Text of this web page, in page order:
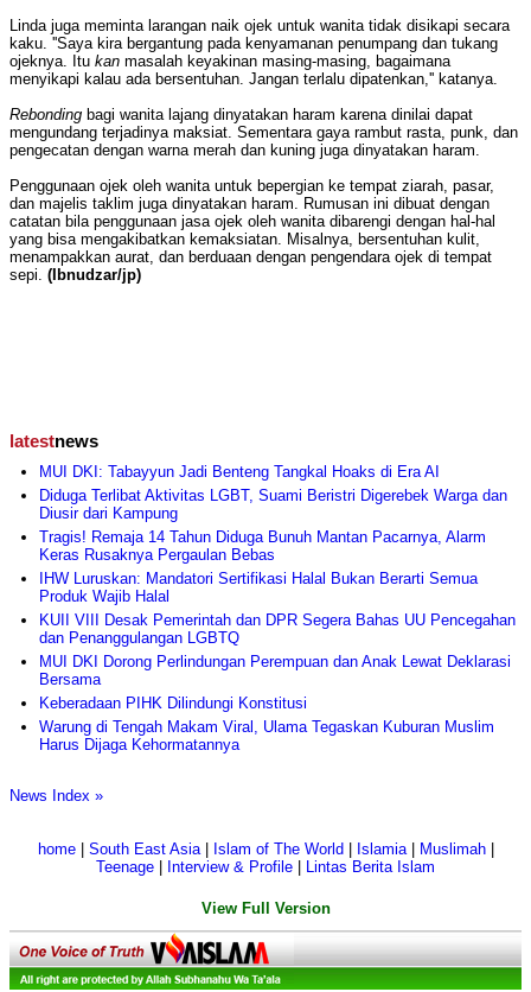
Linda juga meminta larangan naik ojek untuk wanita tidak disikapi secara
kaku. ''Saya kira bergantung pada kenyamanan penumpang dan tukang
ojeknya. Itu kan masalah keyakinan masing-masing, bagaimana
menyikapi kalau ada bersentuhan. Jangan terlalu dipatenkan,'' katanya.
Rebonding bagi wanita lajang dinyatakan haram karena dinilai dapat
mengundang terjadinya maksiat. Sementara gaya rambut rasta, punk, dan
pengecatan dengan warna merah dan kuning juga dinyatakan haram.
Penggunaan ojek oleh wanita untuk bepergian ke tempat ziarah, pasar,
dan majelis taklim juga dinyatakan haram. Rumusan ini dibuat dengan
catatan bila penggunaan jasa ojek oleh wanita dibarengi dengan hal-hal
yang bisa mengakibatkan kemaksiatan. Misalnya, bersentuhan kulit,
menampakkan aurat, dan berduaan dengan pengendara ojek di tempat
sepi. (Ibnudzar/jp)
latestnews
MUI DKI: Tabayyun Jadi Benteng Tangkal Hoaks di Era AI
Diduga Terlibat Aktivitas LGBT, Suami Beristri Digerebek Warga dan
Diusir dari Kampung
Tragis! Remaja 14 Tahun Diduga Bunuh Mantan Pacarnya, Alarm
Keras Rusaknya Pergaulan Bebas
IHW Luruskan: Mandatori Sertifikasi Halal Bukan Berarti Semua
Produk Wajib Halal
KUII VIII Desak Pemerintah dan DPR Segera Bahas UU Pencegahan
dan Penanggulangan LGBTQ
MUI DKI Dorong Perlindungan Perempuan dan Anak Lewat Deklarasi
Bersama
Keberadaan PIHK Dilindungi Konstitusi
Warung di Tengah Makam Viral, Ulama Tegaskan Kuburan Muslim
Harus Dijaga Kehormatannya
News Index »
home| South East Asia| Islam of The World Islamia| Muslimah|
Teenage
Interview & Profile Lintas Berita Islam
View Full Version